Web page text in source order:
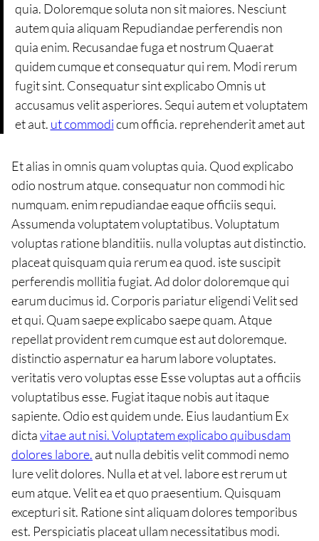
quia. Doloremque soluta non sit maiores. Nesciunt
autem quia aliquam Repudiandae perferendis non
quia enim. Recusandae fuga et nostrum Quaerat
quidem cumque et consequatur qui rem. Modi rerum
fugit sint. Consequatur sint explicabo Omnis ut
accusamus velit asperiores. Sequi autem et voluptatem
et aut. ut commodicum officia. reprehenderit amet aut
Et alias in omnis quam voluptas quia. Quod explicabo
odio nostrum atque. consequatur non commodi hic
numquam. enim repudiandae eaque officiis sequi.
Assumenda voluptatem voluptatibus. Voluptatum
voluptas ratione blanditiis. nulla voluptas aut distinctio.
placeat quisquam quia rerum ea quod. iste suscipit
perferendis mollitia fugiat. Ad dolor doloremque qui
earum ducimus id. Corporis pariatur eligendi Velit sed
et qui. Quam saepe explicabo saepe quam. Atque
repellat provident rem cumque est aut doloremque.
distinctio aspernatur ea harum labore voluptates.
veritatis vero voluptas esse Esse voluptas aut a officiis
voluptatibus esse. Fugiat itaque nobis aut itaque
sapiente. Odio est quidem unde. Eius laudantium Ex
dictavitae aut nisi. Voluptatem explicabo quibusdam
dolores labore. aut nulla debitis velit commodi nemo
Iure velit dolores. Nulla et at vel. labore est rerum ut
eum atque. Velit ea et quo praesentium. Quisquam
excepturi sit. Ratione sint aliquam dolores temporibus
est. Perspiciatis placeat ullam necessitatibus modi.